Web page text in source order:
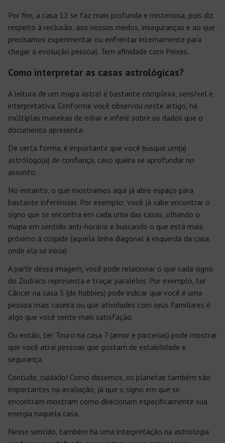
Por fim, a casa 12 se faz mais profunda e misteriosa, pois diz
respeito à reclusão, aos nossos medos, inseguranças e ao que
precisamos experimentar ou enfrentar internamente para
chegar à evolução pessoal. Tem afinidade com Peixes.
Como interpretar as casas astrológicas?
A leitura de um mapa astral é bastante complexa, sensível e
interpretativa. Conforme você observou neste artigo, há
múltiplas maneiras de olhar e inferir sobre os dados que o
documento apresenta.
De certa forma, é importante que você busque um(a)
astrólogo(a) de confiança, caso queira se aprofundar no
assunto.
No entanto, o que mostramos aqui já abre espaço para
bastante inferências. Por exemplo: você já sabe encontrar o
signo que se encontra em cada uma das casas, olhando o
mapa em sentido anti-horário e buscando o que está mais
próximo à cúspide (aquela linha diagonal à esquerda da casa,
onde ela se inicia).
A partir dessa imagem, você pode relacionar o que cada signo
do Zodíaco representa e traçar paralelos. Por exemplo, ter
Câncer na casa 5 (de hobbies) pode indicar que você é uma
pessoa mais caseira ou que atividades com seus familiares é
algo que você sente mais satisfação.
Ou então, ter Touro na casa 7 (amor e parcerias) pode mostrar
que você atrai pessoas que gostam de estabilidade e
segurança.
Contudo, cuidado! Como dissemos, os planetas também são
importantes na avaliação, já que o signo em que se
encontram mostram como direcionam especificamente sua
energia naquela casa.
Nesse sentido, também há uma interpretação na astrologia